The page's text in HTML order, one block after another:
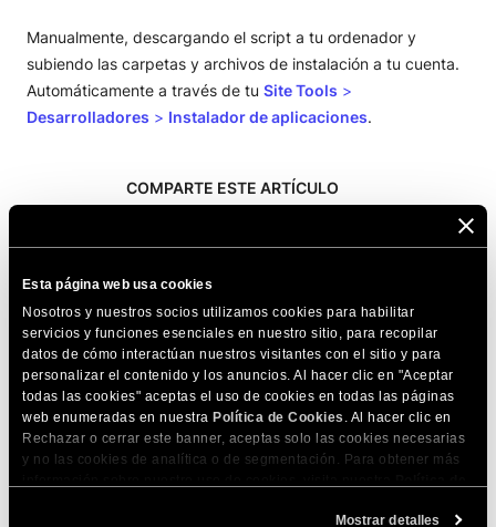
Esta página web usa cookies
Nosotros y nuestros socios utilizamos cookies para habilitar
servicios y funciones esenciales en nuestro sitio, para recopilar
datos de cómo interactúan nuestros visitantes con el sitio y para
personalizar el contenido y los anuncios. Al hacer clic en "Aceptar
todas las cookies" aceptas el uso de cookies en todas las páginas
web enumeradas en nuestra Política de Cookies . Al hacer clic en
Rechazar o cerrar este banner, aceptas solo las cookies necesarias
y no las cookies de analítica o de segmentación. Para obtener más
momento a través de la herramienta Configuración de Cookies de
Mostrar detalles
Manualmente, descargando el script a tu ordenador y
subiendo las carpetas y archivos de instalación a tu cuenta.
Automáticamente a través de tu Site Tools >
Desarrolladores > Instalador de aplicaciones.
COMPARTE ESTE ARTÍCULO
Artículos relacionados
¿Cómo crear un usuario en MediaWiki?
¿Como limpiar la caché de página en
¿Cómo puedo actualizar mi página MediaWiki?